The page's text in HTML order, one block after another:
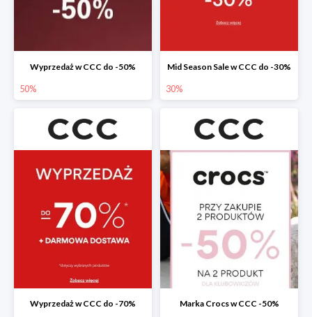
Wyprzedaż w CCC do -50%
50%
Mid Season Sale w CCC do -30%
30%
Wyprzedaż w CCC do -70% Marka Crocs w CCC -50%